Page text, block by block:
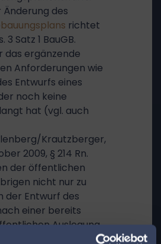
des
richtet
Satz 1 BauGB.
das ergänzende
Anforderungen wie
Entwurfs eines
noch keine
hat (vgl. auch
Krautzberger,
2009, § 214 Rn.
der öffentlichen
nicht nur zu
der Entwurf des
einer bereits
Auslegung
der Planung